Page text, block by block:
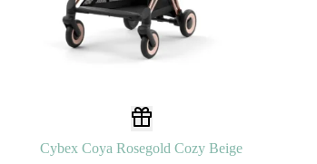
Cybex Coya Rosegold Cozy Beige